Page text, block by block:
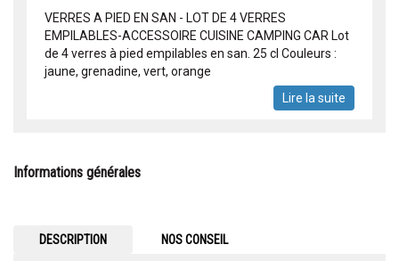
VERRES A PIED EN SAN - LOT DE 4 VERRES
EMPILABLES-ACCESSOIRE CUISINE CAMPING CAR Lot
de 4 verres à pied empilables en san. 25 cl Couleurs :
jaune, grenadine, vert, orange
Lire la suite
Informations générales
DESCRIPTION NOS CONSEIL